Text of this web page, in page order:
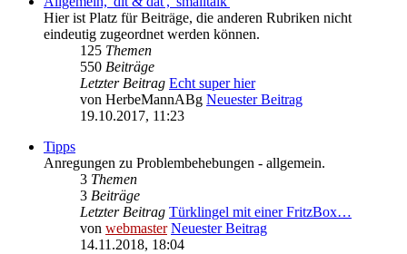
Hier ist Platz für Beiträge, die anderen Rubriken nicht
eindeutig zugeordnet werden können.
125 Themen
550 Beiträge
Letzter Beitrag Echt super hier
von HerbeMannABg Neuester Beitrag
19.10.2017, 11:23
Tipps
Anregungen zu Problembehebungen - allgemein.
3 Themen
3 Beiträge
Letzter Beitrag Türklingel mit einer FritzBox…
von webmaster Neuester Beitrag
14.11.2018, 18:04